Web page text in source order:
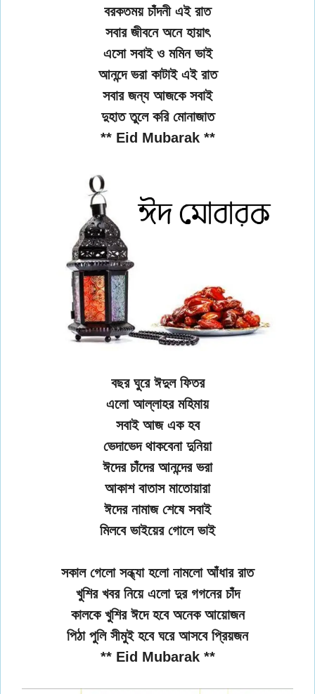
বরকতময় চাঁদনী এই রাত
সবার জীবনে অনে হায়াৎ
এসো সবাই ও মমিন ভাই
আনন্দে ভরা কাটাই এই রাত
সবার জন্য আজকে সবাই
দুহাত তুলে করি মোনাজাত
** Eid Mubarak **
বছর ঘুরে ঈদুল ফিতর
এলো আল্লাহর মহিমায়
সবাই আজ এক হব
ভেদাভেদ থাকবেনা দুনিয়া
ঈদের চাঁদের আনন্দের ভরা
আকাশ বাতাস মাতোয়ারা
ঈদের নামাজ শেষে সবাই
মিলবে ভাইয়ের গোলে ভাই
সকাল গেলো সন্ধ্যা হলো নামলো আঁধার রাত
খুশির খবর নিয়ে এলো দুর গগনের চাঁদ
কালকে খুশির ঈদে হবে অনেক আয়োজন
পিঠা পুলি সীমুই হবে ঘরে আসবে প্রিয়জন
** Eid Mubarak **